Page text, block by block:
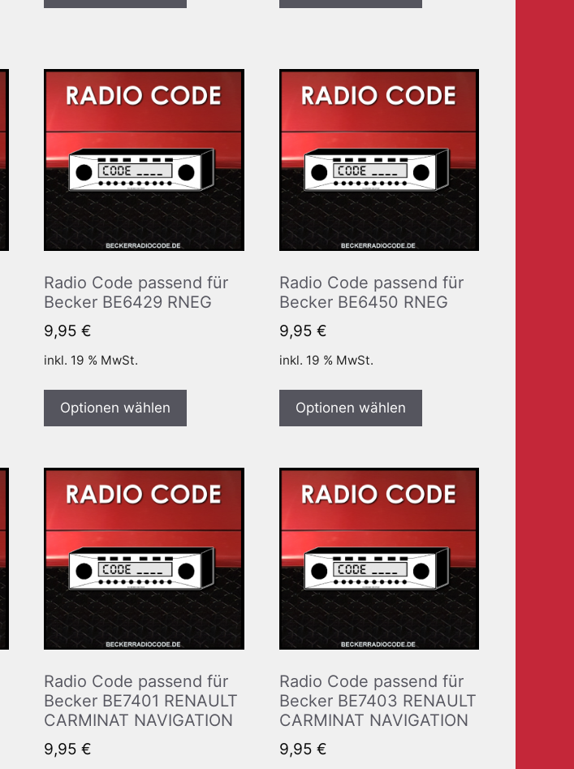
Radio Code passend für
Becker BE6429 RNEG
9,95 €
inkl. 19 % MwSt.
Optionen wählen
Radio Code passend für
Becker BE6450 RNEG
9,95 €
inkl. 19 % MwSt.
Optionen wählen
Radio Code passend für
Becker BE7401 RENAULT
CARMINAT NAVIGATION
9,95 €
Radio Code passend für
Becker BE7403 RENAULT
CARMINAT NAVIGATION
9,95 €